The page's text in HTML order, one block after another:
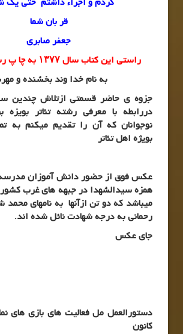
قر بان شما
جعفر صابری
راستی این کتاب سال ۱۳۷۷ به چا پ رسیده بود…
به نام خدا وند بخشنده و
جزوه ی حاضر قسمتی ازتلاش چندین
دررابطه با معرفی رشته تئاتر بویزه
نوجوانان که آن را تقدیم میکنم به
بویژه اهل تئاتر
عکس فوق از حضور دانش آموزان مدرسه
میباشد که دو تن ازآنها به نامهای
رحمانی به درجه شهادت نائل شده اند.
جای عکس
دستورالعمل مل فعالیت های بازی های
کانون